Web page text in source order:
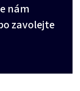
nám
zavolejte